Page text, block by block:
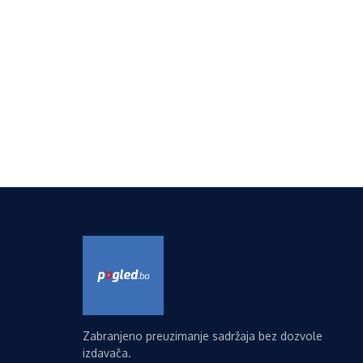
Zabranjeno preuzimanje sadržaja bez dozvole
izdavača.